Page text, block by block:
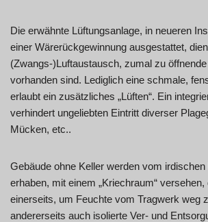
Die erwähnte Lüftungsanlage, in neueren
einer Wärerückgewinnung ausgestattet,
(Zwangs-)Luftaustausch, zumal zu
vorhanden sind. Lediglich eine schmale,
erlaubt ein zusätzliches „Lüften“. Ein
verhindert ungeliebten Eintritt diverser
Mücken, etc..
Gebäude ohne Keller werden vom
erhaben, mit einem „Kriechraum“ versehen,
einerseits, um Feuchte vom Tragwerk weg
andererseits auch isolierte Ver- und